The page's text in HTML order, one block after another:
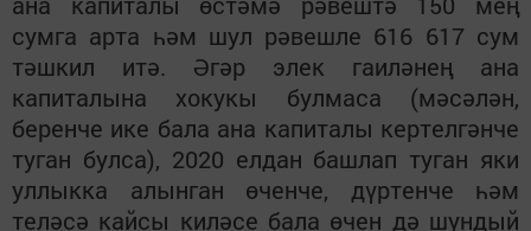
сумга арта һәм шул рәвешле 616 617 сум
тәшкил итә. Әгәр элек гаиләнең ана
капиталына хокукы булмаса (мәсәлән,
беренче ике бала ана капиталы кертелгәнче
туган булса), 2020 елдан башлап туган яки
уллыкка алынган өченче, дүртенче һәм
теләсә кайсы киләсе бала өчен дә шундый